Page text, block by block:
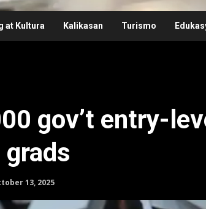
at Kultura Kalikasan Turismo
gov’t entry-
grads
13, 2025